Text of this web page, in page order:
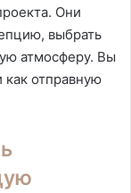
Они
выбрать
атмосферу. Вы
как отправную